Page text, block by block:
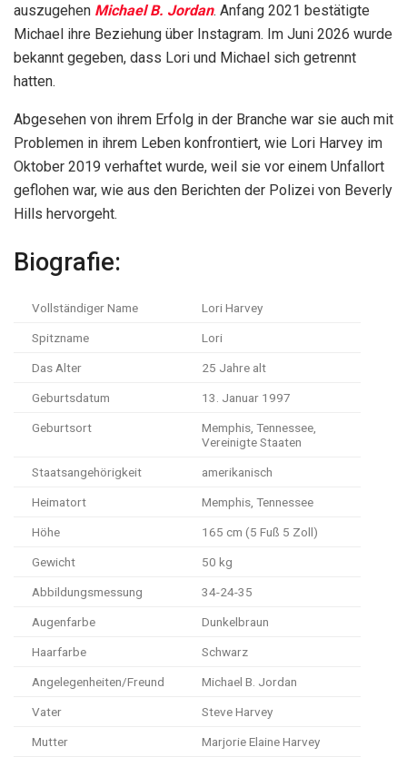
auszugehen Michael B. Jordan. Anfang 2021 bestätigte
Michael ihre Beziehung über Instagram. Im Juni 2026 wurde
bekannt gegeben, dass Lori und Michael sich getrennt
hatten.
Abgesehen von ihrem Erfolg in der Branche war sie auch mit
Problemen in ihrem Leben konfrontiert, wie Lori Harvey im
Oktober 2019 verhaftet wurde, weil sie vor einem Unfallort
geflohen war, wie aus den Berichten der Polizei von Beverly
Hills hervorgeht.
Biografie:
Vollständiger Name Lori Harvey
Spitzname Lori
Das Alter 25 Jahre alt
Geburtsdatum 13. Januar 1997
Geburtsort
Memphis, Tennessee,
Vereinigte Staaten
Staatsangehörigkeit amerikanisch
Heimatort Memphis, Tennessee
Höhe 165 cm (5 Fuß 5 Zoll)
Gewicht 50 kg
Abbildungsmessung 34-24-35
Augenfarbe Dunkelbraun
Haarfarbe Schwarz
Angelegenheiten/Freund Michael B. Jordan
Vater Steve Harvey
Mutter Marjorie Elaine Harvey